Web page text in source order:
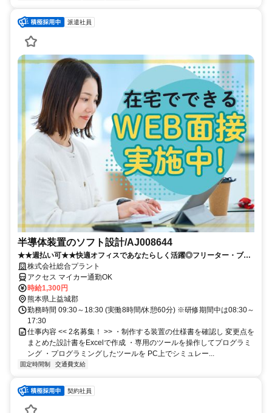
派遣社員
半導体装置のソフト設計/AJ008644
★★週払い可★★快適オフィスであなたらしく活躍◎フリーター・ブラ
ンクある方歓迎
株式会社総合プラント
アクセス マイカー通勤OK
時給1,300円
熊本県上益城郡
勤務時間 09:30～18:30 (実働8時間/休憩60分) ※研修期間中は08:30～
17:30
仕事内容 << 2名募集！ >> ・制作する装置の仕様書を確認し 変更点を
まとめた設計書をExcelで作成 ・専用のツールを操作してプログラミ
ング ・プログラミングしたツールを PC上でシミュレー...
固定時間制 交通費支給
契約社員